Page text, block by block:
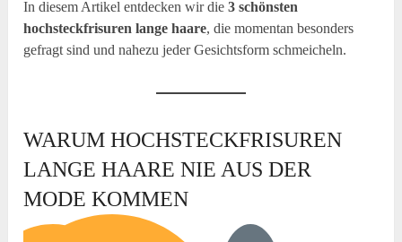
In diesem Artikel entdecken wir die3 schönsten
hochsteckfrisuren lange haare, die momentan besonders
gefragt sind und nahezu jeder Gesichtsform schmeicheln.
WARUM HOCHSTECKFRISUREN
LANGE HAARE NIE AUS DER
MODE KOMMEN